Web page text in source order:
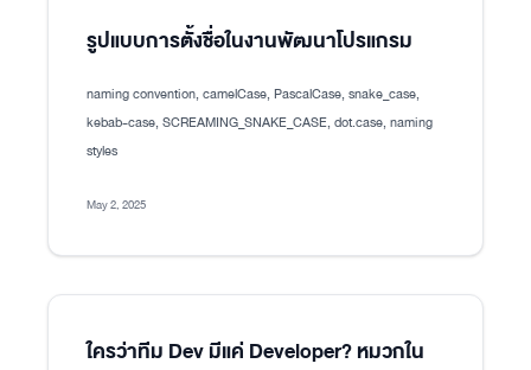
รูปแบบการตั้งชื่อในงานพัฒนาโปรแกรม
naming convention, camelCase, PascalCase, snake_case,
kebab-case, SCREAMING_SNAKE_CASE, dot.case, naming
styles
May 2, 2025
ใครว่าทีม Dev มีแค่ Developer? หมวกใน